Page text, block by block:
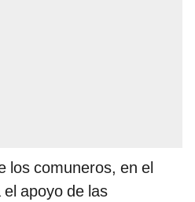
los comuneros, en el
apoyo de las